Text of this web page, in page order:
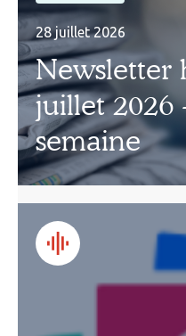
28 juillet 2026
Newsletter
juillet 2026
semaine